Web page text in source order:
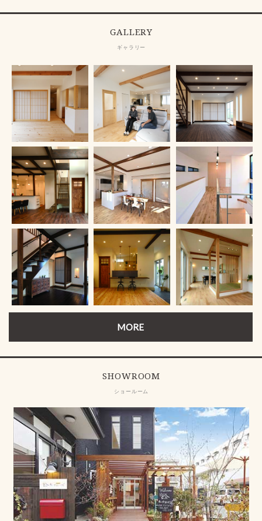
GALLERY
ギャラリー
MORE
SHOWROOM
ショールーム